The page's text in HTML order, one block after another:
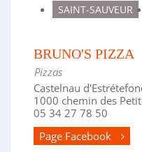
SAINT-SAUVEUR
BRUNO'S PIZZA
Pizzas
Castelnau
1000 chemin des
05 34 27 78 50
Page Facebook